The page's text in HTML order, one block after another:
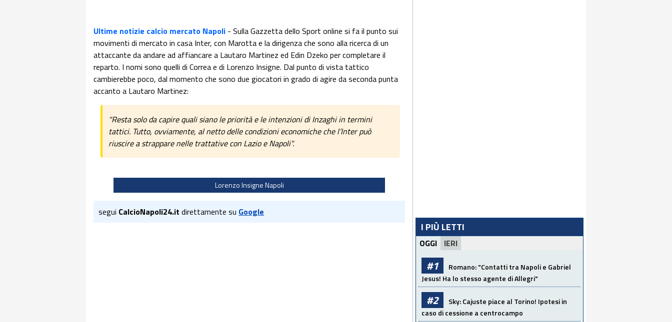
Ultime notizie calcio mercato Napoli - Sulla Gazzetta dello Sport online si fa il punto sui
movimenti di mercato in casa Inter, con Marotta e la dirigenza che sono alla ricerca di un
attaccante da andare ad affiancare a Lautaro Martinez ed Edin Dzeko per completare il
reparto. I nomi sono quelli di Correa e di Lorenzo Insigne. Dal punto di vista tattico
cambierebbe poco, dal momento che sono due giocatori in grado di agire da seconda punta
accanto a Lautaro Martinez:
"Resta solo da capire quali siano le priorità e le intenzioni di Inzaghi in termini
tattici. Tutto, ovviamente, al netto delle condizioni economiche che l’Inter può
riuscire a strappare nelle trattative con Lazio e Napoli".
Lorenzo Insigne Napoli
segui CalcioNapoli24.it direttamente su Google
I PIÙ LETTI
OGGI IERI
#1
Romano: "Contatti tra Napoli e Gabriel
Jesus! Ha lo stesso agente di Allegri"
#2
Sky: Cajuste piace al Torino! Ipotesi in
caso di cessione a centrocampo